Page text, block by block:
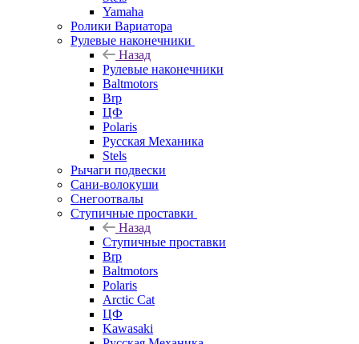
Yamaha
Ролики Вариатора
Рулевые наконечники
Назад
Рулевые наконечники
Baltmotors
Brp
ЦФ
Polaris
Русская Механика
Stels
Рычаги подвески
Сани-волокуши
Снегоотвалы
Ступичные проставки
Назад
Ступичные проставки
Brp
Baltmotors
Polaris
Arctic Cat
ЦФ
Kawasaki